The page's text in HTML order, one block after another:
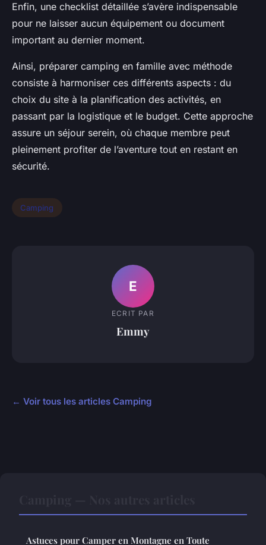
Enfin, une checklist détaillée s’avère indispensable
pour ne laisser aucun équipement ou document
important au dernier moment.
Ainsi, préparer camping en famille avec méthode
consiste à harmoniser ces différents aspects : du
choix du site à la planification des activités, en
passant par la logistique et le budget. Cette approche
assure un séjour serein, où chaque membre peut
pleinement profiter de l’aventure tout en restant en
sécurité.
Camping
E
ECRIT PAR
Emmy
← Voir tous les articles Camping
Astuces pour Camper en Montagne en Toute